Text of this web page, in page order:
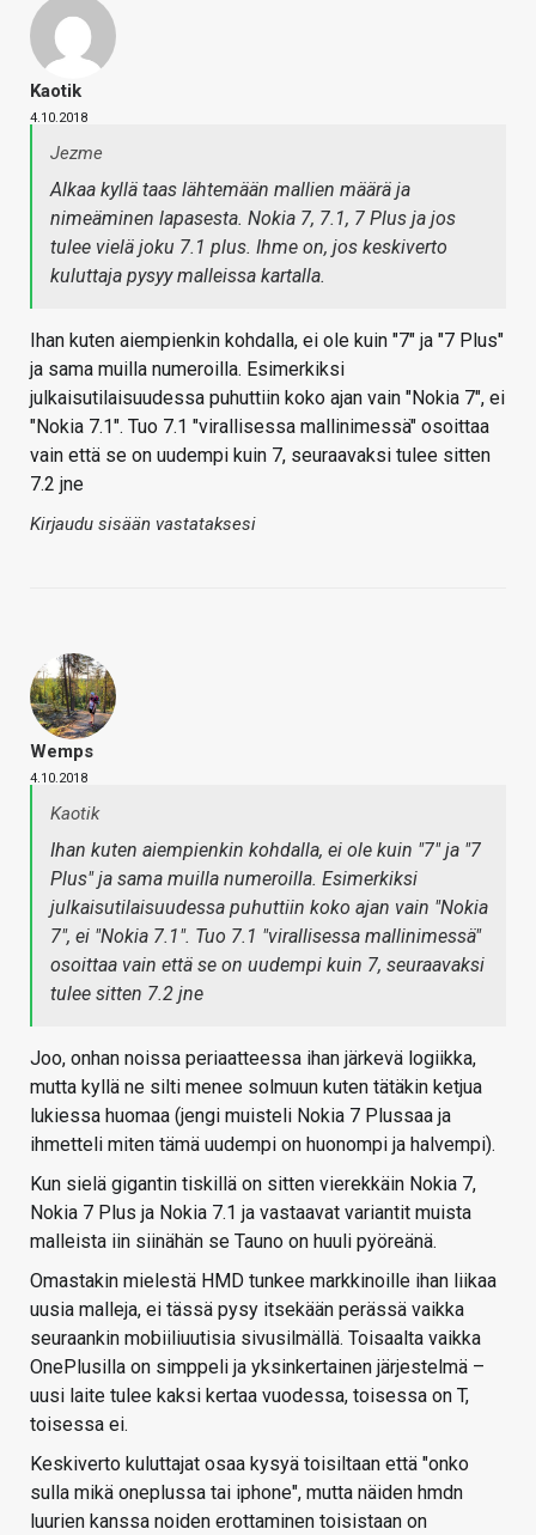
Kaotik
4.10.2018
Jezme
Alkaa kyllä taas lähtemään mallien määrä ja
nimeäminen lapasesta. Nokia 7, 7.1, 7 Plus ja jos
tulee vielä joku 7.1 plus. Ihme on, jos keskiverto
kuluttaja pysyy malleissa kartalla.
Ihan kuten aiempienkin kohdalla, ei ole kuin "7" ja "7 Plus"
ja sama muilla numeroilla. Esimerkiksi
julkaisutilaisuudessa puhuttiin koko ajan vain "Nokia 7", ei
"Nokia 7.1". Tuo 7.1 "virallisessa mallinimessä" osoittaa
vain että se on uudempi kuin 7, seuraavaksi tulee sitten
7.2 jne
Kirjaudu sisään vastataksesi
Wemps
4.10.2018
Kaotik
Ihan kuten aiempienkin kohdalla, ei ole kuin "7" ja "7
Plus" ja sama muilla numeroilla. Esimerkiksi
julkaisutilaisuudessa puhuttiin koko ajan vain "Nokia
7", ei "Nokia 7.1". Tuo 7.1 "virallisessa mallinimessä"
osoittaa vain että se on uudempi kuin 7, seuraavaksi
tulee sitten 7.2 jne
Joo, onhan noissa periaatteessa ihan järkevä logiikka,
mutta kyllä ne silti menee solmuun kuten tätäkin ketjua
lukiessa huomaa (jengi muisteli Nokia 7 Plussaa ja
ihmetteli miten tämä uudempi on huonompi ja halvempi).
Kun sielä gigantin tiskillä on sitten vierekkäin Nokia 7,
Nokia 7 Plus ja Nokia 7.1 ja vastaavat variantit muista
malleista iin siinähän se Tauno on huuli pyöreänä.
Omastakin mielestä HMD tunkee markkinoille ihan liikaa
uusia malleja, ei tässä pysy itsekään perässä vaikka
seuraankin mobiiliuutisia sivusilmällä. Toisaalta vaikka
OnePlusilla on simppeli ja yksinkertainen järjestelmä –
uusi laite tulee kaksi kertaa vuodessa, toisessa on T,
toisessa ei.
Keskiverto kuluttajat osaa kysyä toisiltaan että "onko
sulla mikä oneplussa tai iphone", mutta näiden hmdn
luurien kanssa noiden erottaminen toisistaan on